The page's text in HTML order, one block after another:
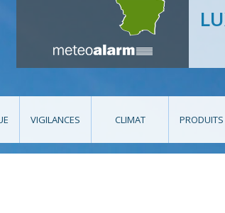
VIGILANCES CLIMAT PRODUITS